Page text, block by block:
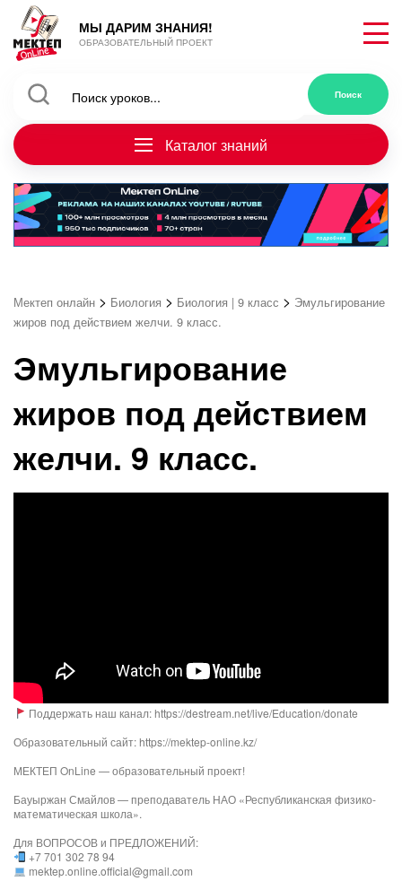
МЫ ДАРИМ ЗНАНИЯ!
ОБРАЗОВАТЕЛЬНЫЙ ПРОЕКТ
Каталог знаний
Мектеп онлайн > Биология > Биология | 9 класс > Эмульгирование
жиров под действием желчи. 9 класс.
Эмульгирование
жиров под действием
желчи. 9 класс.
Поддержать наш канал: https://destream.net/live/Education/donate
Образовательный сайт: https://mektep-online.kz/
МЕКТЕП OnLine — образовательный проект!
Бауыржан Смайлов — преподаватель НАО «Республиканская физико-
математическая школа».
Для ВОПРОСОВ и ПРЕДЛОЖЕНИЙ:
+7 701 302 78 94
mektep.online.official@gmail.com